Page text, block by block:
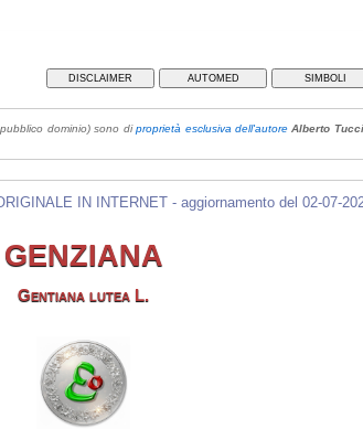
DISCLAIMER AUTOMED SIMBOLI
dominio) sono diproprietà esclusiva dell'autore Alberto Tucci
IN INTERNET - aggiornamento del 02-07-
GENZIANA
Gentiana lutea L.